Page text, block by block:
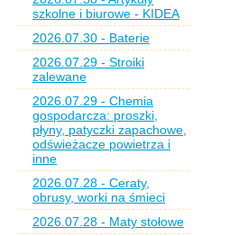
szkolne i biurowe - KIDEA
2026.07.30 - Baterie
2026.07.29 - Stroiki
zalewane
2026.07.29 - Chemia
gospodarcza: proszki,
płyny, patyczki zapachowe,
odświeżacze powietrza i
inne
2026.07.28 - Ceraty,
obrusy, worki na śmieci
2026.07.28 - Maty stołowe